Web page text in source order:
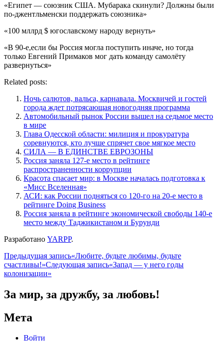
«Египет — союзник США. Мубарака скинули? Должны были
по-джентльменски поддержать союзника»
«100 мллрд $ югославскому народу вернуть»
«В 90-е,если бы Россия могла поступить иначе, но тогда
только Евгений Примаков мог дать команду самолёту
развернуться»
Related posts:
Ночь салютов, вальса, карнавала. Москвичей и гостей
города ждет потрясающая новогодняя программа
Автомобильный рынок России вышел на седьмое место
в мире
Глава Одесской области: милиция и прокуратура
соревнуются, кто лучше спрячет свое мягкое место
СИЛА — В ЕДИНСТВЕ ЕВРОЗОНЫ
Россия заняла 127-е место в рейтинге
распространенности коррупции
Красота спасает мир: в Москве началась подготовка к
«Мисс Вселенная»
АСИ: как России подняться со 120-го на 20-е место в
рейтинге Doing Business
Россия заняла в рейтинге экономической свободы 140-е
место между Таджикистаном и Бурунди
Разработано YARPP.
Навигация
по
Предыдущая запись«Любите, будьте любимы, будьте
счастливы!»Следующая запись«Запад — у него годы
колонизации»
За мир, за дружбу, за любовь!
Мета
Войти